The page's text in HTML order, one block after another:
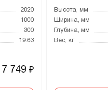
2020
1000
300
19.63
7 749 ₽
Высота, мм
Ширина, мм
Глубина, мм
Вес, кг